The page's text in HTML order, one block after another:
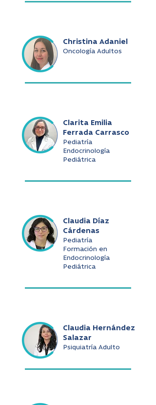
Christina Adaniel
Oncología Adultos
Clarita Emilia
Ferrada Carrasco
Pediatría
Endocrinología
Pediátrica
Claudia Díaz
Cárdenas
Pediatría
Formación en
Endocrinología
Pediátrica
Claudia Hernández
Salazar
Psiquiatría Adulto